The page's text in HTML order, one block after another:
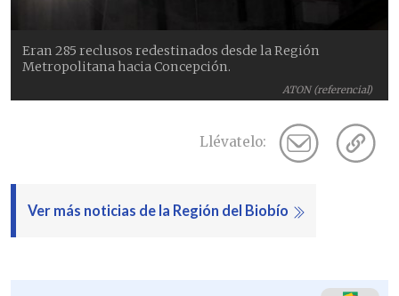
ATON (referencial)
Eran 285 reclusos redestinados desde la Región
Metropolitana hacia Concepción.
Llévatelo:
Ver más noticias de la Región del Biobío